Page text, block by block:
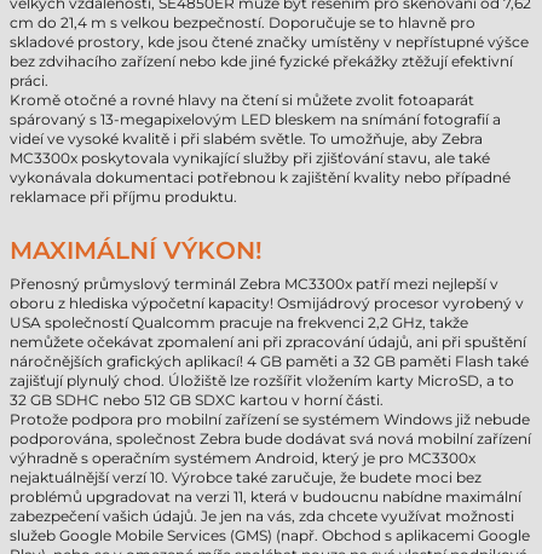
cm do 21,4 m s velkou bezpečností. Doporučuje se to hlavně pro
skladové prostory, kde jsou čtené značky umístěny v nepřístupné výšce
bez zdvihacího zařízení nebo kde jiné fyzické překážky ztěžují efektivní
práci.
Kromě otočné a rovné hlavy na čtení si můžete zvolit fotoaparát
spárovaný s 13-megapixelovým LED bleskem na snímání fotografií a
videí ve vysoké kvalitě i při slabém světle. To umožňuje, aby Zebra
MC3300x poskytovala vynikající služby při zjišťování stavu, ale také
vykonávala dokumentaci potřebnou k zajištění kvality nebo případné
reklamace při příjmu produktu.
MAXIMÁLNÍ VÝKON!
Přenosný průmyslový terminál Zebra MC3300x patří mezi nejlepší v
oboru z hlediska výpočetní kapacity! Osmijádrový procesor vyrobený v
USA společností Qualcomm pracuje na frekvenci 2,2 GHz, takže
nemůžete očekávat zpomalení ani při zpracování údajů, ani při spuštění
náročnějších grafických aplikací! 4 GB paměti a 32 GB paměti Flash také
zajišťují plynulý chod. Úložiště lze rozšířit vložením karty MicroSD, a to
32 GB SDHC nebo 512 GB SDXC kartou v horní části.
Protože podpora pro mobilní zařízení se systémem Windows již nebude
podporována, společnost Zebra bude dodávat svá nová mobilní zařízení
výhradně s operačním systémem Android, který je pro MC3300x
nejaktuálnější verzí 10. Výrobce také zaručuje, že budete moci bez
problémů upgradovat na verzi 11, která v budoucnu nabídne maximální
zabezpečení vašich údajů. Je jen na vás, zda chcete využívat možnosti
služeb Google Mobile Services (GMS) (např. Obchod s aplikacemi Google